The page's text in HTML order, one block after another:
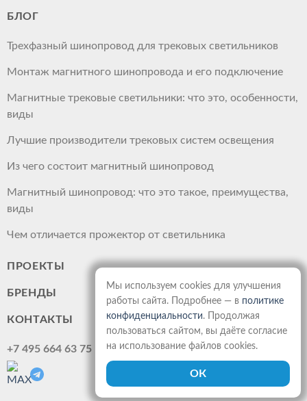
БЛОГ
Трехфазный шинопровод для трековых светильников
Монтаж магнитного шинопровода и его подключение
Магнитные трековые светильники: что это, особенности,
виды
Лучшие производители трековых систем освещения
Из чего состоит магнитный шинопровод
Магнитный шинопровод: что это такое, преимущества,
виды
Чем отличается прожектор от светильника
ПРОЕКТЫ
БРЕНДЫ
КОНТАКТЫ
+7 495 664 63 75
Мы используем cookies для улучшения
работы сайта. Подробнее — в политике
конфиденциальности. Продолжая
пользоваться сайтом, вы даёте согласие
на использование файлов cookies.